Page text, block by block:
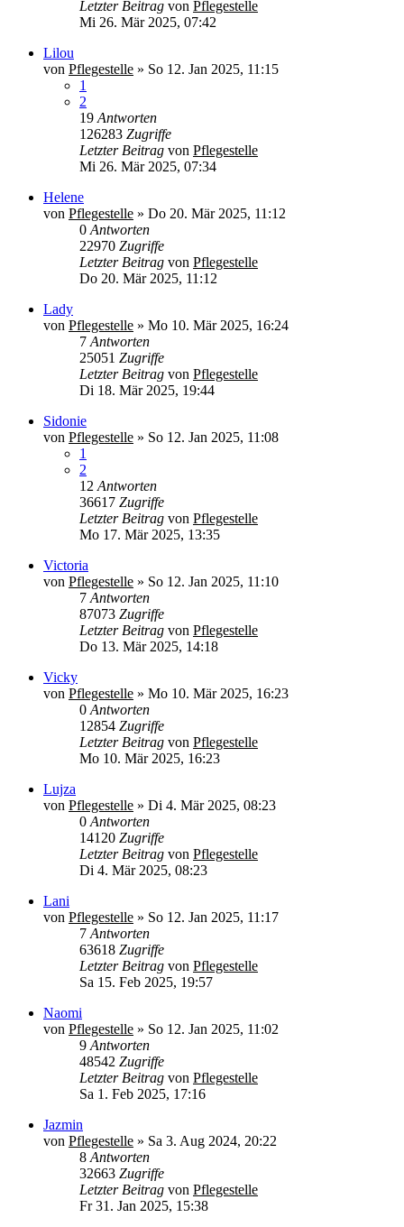
Letzter Beitrag von Pflegestelle
Mi 26. Mär 2025, 07:42
Lilou
von Pflegestelle » So 12. Jan 2025, 11:15
1
2
19 Antworten
126283 Zugriffe
Letzter Beitrag von Pflegestelle
Mi 26. Mär 2025, 07:34
Helene
von Pflegestelle » Do 20. Mär 2025, 11:12
0 Antworten
22970 Zugriffe
Letzter Beitrag von Pflegestelle
Do 20. Mär 2025, 11:12
Lady
von Pflegestelle » Mo 10. Mär 2025, 16:24
7 Antworten
25051 Zugriffe
Letzter Beitrag von Pflegestelle
Di 18. Mär 2025, 19:44
Sidonie
von Pflegestelle » So 12. Jan 2025, 11:08
1
2
12 Antworten
36617 Zugriffe
Letzter Beitrag von Pflegestelle
Mo 17. Mär 2025, 13:35
Victoria
von Pflegestelle » So 12. Jan 2025, 11:10
7 Antworten
87073 Zugriffe
Letzter Beitrag von Pflegestelle
Do 13. Mär 2025, 14:18
Vicky
von Pflegestelle » Mo 10. Mär 2025, 16:23
0 Antworten
12854 Zugriffe
Letzter Beitrag von Pflegestelle
Mo 10. Mär 2025, 16:23
Lujza
von Pflegestelle » Di 4. Mär 2025, 08:23
0 Antworten
14120 Zugriffe
Letzter Beitrag von Pflegestelle
Di 4. Mär 2025, 08:23
Lani
von Pflegestelle » So 12. Jan 2025, 11:17
7 Antworten
63618 Zugriffe
Letzter Beitrag von Pflegestelle
Sa 15. Feb 2025, 19:57
Naomi
von Pflegestelle » So 12. Jan 2025, 11:02
9 Antworten
48542 Zugriffe
Letzter Beitrag von Pflegestelle
Sa 1. Feb 2025, 17:16
Jazmin
von Pflegestelle » Sa 3. Aug 2024, 20:22
8 Antworten
32663 Zugriffe
Letzter Beitrag von Pflegestelle
Fr 31. Jan 2025, 15:38